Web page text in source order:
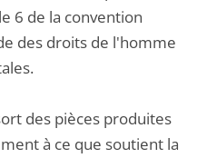
6 de la convention
des droits de l'homme
des pièces produites
à ce que soutient la